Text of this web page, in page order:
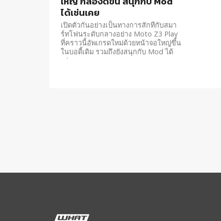
ได้เช่นเคย
เปิดตัวกันอย่างเป็นทางการสักทีกับสมา
ร์ทโฟนระดับกลางอย่าง Moto Z3 Play
ที่คราวนี้อัพเกรดใหม่ด้วยหน้าจอใหญ่ขึ้น
ในบอดี้เดิม รวมถึงยังสนุกกับ Mod ได้
เช่นเคย